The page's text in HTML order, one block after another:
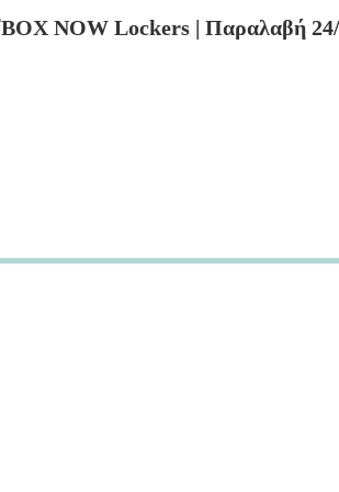
BOX NOW Lockers | Παραλαβή